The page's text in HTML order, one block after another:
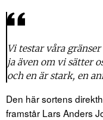
Vi testar våra gränser
ja även om vi sätter
och en är stark, en
Den här sortens
framstår Lars Anders